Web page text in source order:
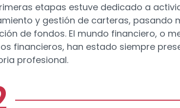
etapas estuve dedicado a
y gestión de carteras, pasando
de fondos. El mundo financiero, o
financieros, han estado siempre
profesional.